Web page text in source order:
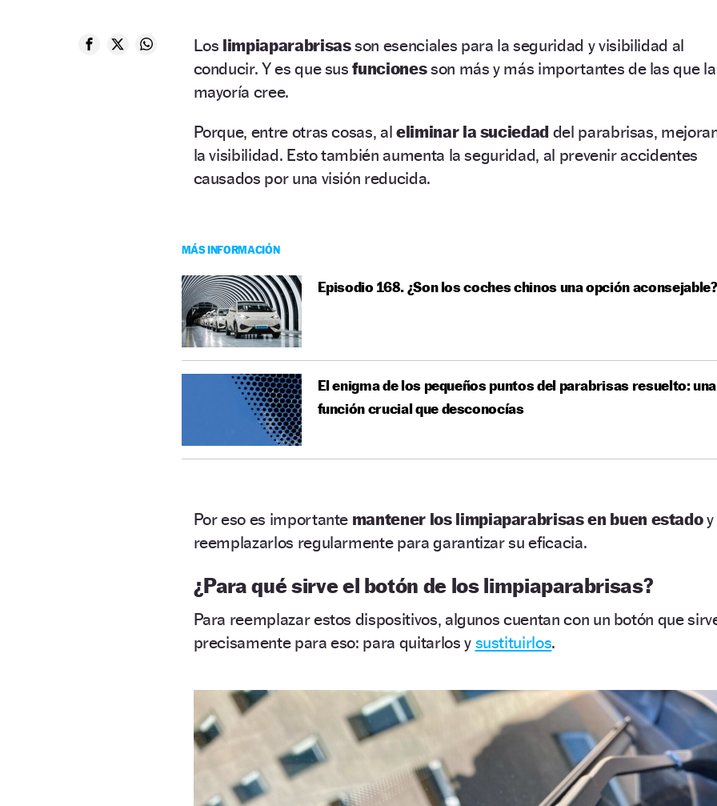
Los limpiaparabrisasson esenciales para la seguridad y visibilidad al
conducir. Y es que susfuncionesson más y más importantes de las que la
mayoría cree.
Porque, entre otras cosas, al eliminar la suciedad del parabrisas,
la visibilidad. Esto también aumenta la seguridad, al prevenir accidentes
causados por una visión reducida.
MÁS INFORMACIÓN
Episodio 168. ¿Son los coches chinos una opción aconsejable?
El enigma de los pequeños puntos del parabrisas resuelto: una
función crucial que desconocías
Por eso es importante mantener los limpiaparabrisas en buen estadoy
reemplazarlos regularmente para garantizar su eficacia.
¿Para qué sirve el botón de los limpiaparabrisas?
Para reemplazar estos dispositivos, algunos cuentan con un botón que
precisamente para eso: para quitarlos y sustituirlos.